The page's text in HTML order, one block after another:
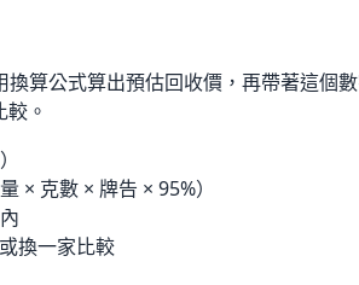
換算公式算出預估回收價，再帶著這
。
× 克數 × 牌告 × 95%）
換一家比較